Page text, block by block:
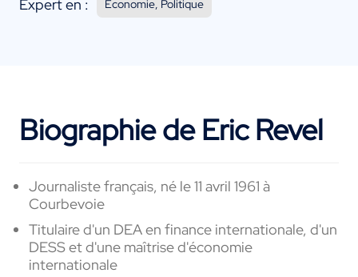
Expert en : Economie, Politique
Biographie de Eric Revel
Journaliste français, né le 11 avril 1961 à
Courbevoie
Titulaire d'un DEA en finance internationale, d'un
DESS et d'une maîtrise d'économie
internationale